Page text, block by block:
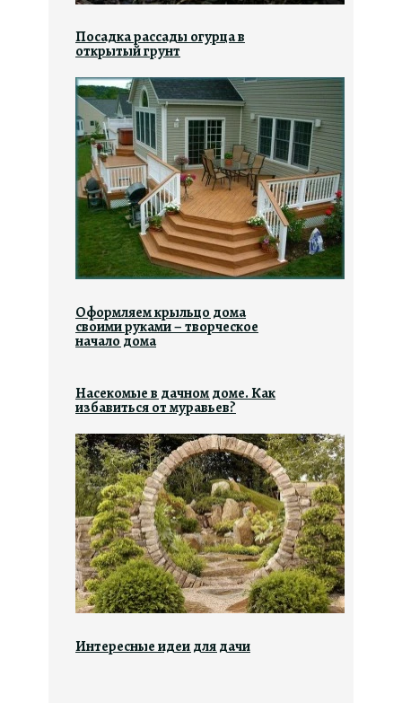
Посадка рассады огурца в
открытый грунт
Оформляем крыльцо дома
своими руками – творческое
начало дома
Насекомые в дачном доме. Как
избавиться от муравьев?
Интересные идеи для дачи